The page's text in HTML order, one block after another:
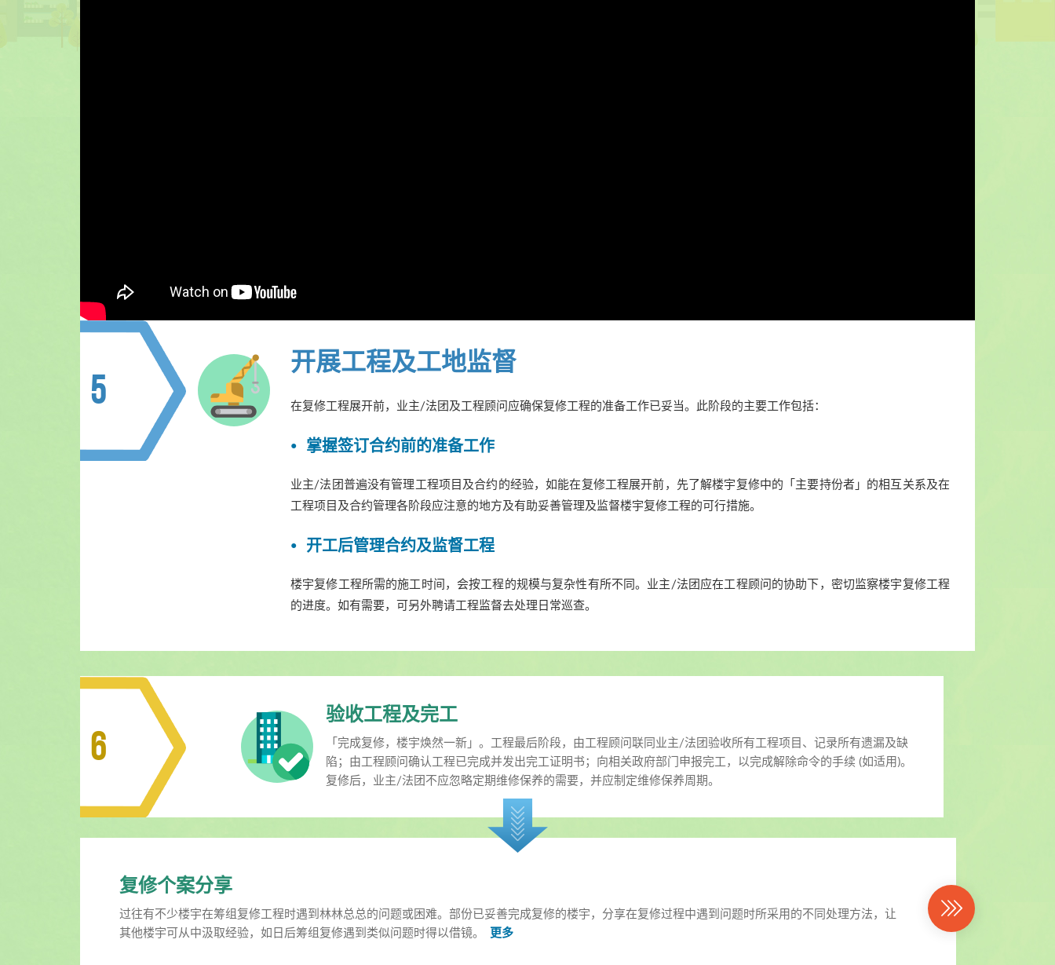
5
开展工程及工地监督
在复修工程展开前，业主/法团及工程顾问应确保复修工程的准备工作已妥当。此阶段的主要工作包括：
掌握签订合约前的准备工作
业主/法团普遍没有管理工程项目及合约的经验，如能在复修工程展开前，先了解楼宇复修中的「主要持份者」的相互关系及在
工程项目及合约管理各阶段应注意的地方及有助妥善管理及监督楼宇复修工程的可行措施。
开工后管理合约及监督工程
楼宇复修工程所需的施工时间，会按工程的规模与复杂性有所不同。业主/法团应在工程顾问的协助下，密切监察楼宇复修工程
的进度。如有需要，可另外聘请工程监督去处理日常巡查。
6
验收工程及完工
「完成复修，楼宇焕然一新」。工程最后阶段，由工程顾问联同业主/法团验收所有工程项目、记录所有遗漏及缺
陷；由工程顾问确认工程已完成并发出完工证明书；向相关政府部门申报完工，以完成解除命令的手续 (如适用)。
复修后，业主/法团不应忽略定期维修保养的需要，并应制定维修保养周期。
复修个案分享
过往有不少楼宇在筹组复修工程时遇到林林总总的问题或困难。部份已妥善完成复修的楼宇，分享在复修过程中遇到问题时所采用的不同处理方法，让
其他楼宇可从中汲取经验，如日后筹组复修遇到类似问题时得以借镜。
更多